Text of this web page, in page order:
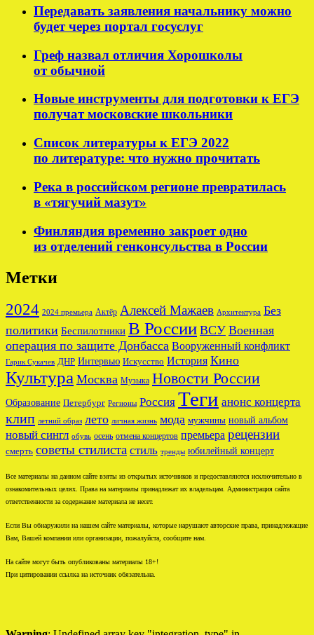
Передавать заявления начальнику можно
будет через портал госуслуг
Греф назвал отличия Хорошколы
от обычной
Новые инструменты для подготовки к ЕГЭ
получат московские школьники
Список литературы к ЕГЭ 2022
по литературе: что нужно прочитать
Река в российском регионе превратилась
в «тягучий мазут»
Финляндия временно закроет одно
из отделений генконсульства в России
Метки
2024 2024 премьера Актёр Алексей Мажаев Архитектура Без
политики Беспилотники В России ВСУ Военная
операция по защите Донбасса Вооруженный конфликт
Гарик Сукачев ДНР Интервью Искусство История Кино
Культура Москва Музыка Новости России
Образование Петербург Регионы Россия Теги анонс концерта
клип летний образ лето личная жизнь мода мужчины новый альбом
новый сингл обувь осень отмена концертов премьера рецензии
смерть советы стилиста стиль тренды юбилейный концерт
Все материалы на данном сайте взяты из открытых источников и предоставляются исключительно в
ознакомительных целях. Права на материалы принадлежат их владельцам. Администрация сайта
ответственности за содержание материала не несет.
Если Вы обнаружили на нашем сайте материалы, которые нарушают авторские права, принадлежащие
Вам, Вашей компании или организации, пожалуйста, сообщите нам.
На сайте могут быть опубликованы материалы 18+!
При цитировании ссылка на источник обязательна.